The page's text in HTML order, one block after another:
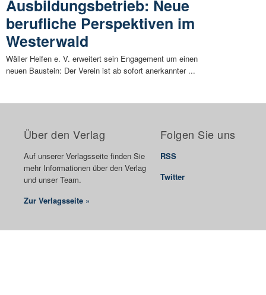
Ausbildungsbetrieb: Neue
berufliche Perspektiven im
Westerwald
Wäller Helfen e. V. erweitert sein Engagement um einen
neuen Baustein: Der Verein ist ab sofort anerkannter ...
Über den Verlag
Auf unserer Verlagsseite finden Sie
mehr Informationen über den Verlag
und unser Team.
Zur Verlagsseite »
Folgen Sie uns
RSS
Twitter